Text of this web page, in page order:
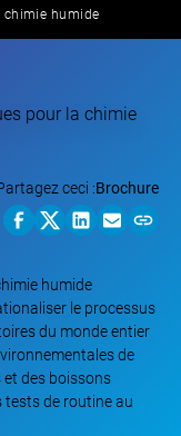
chimie humide
humide
le processus
du monde entier
de
et des boissons
de routine au
ceci :Brochure